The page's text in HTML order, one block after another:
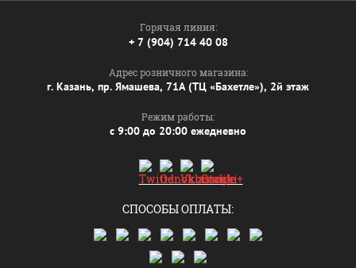
Горячая линия:
+ 7 (904) 714 40 08
Адрес розничного магазина:
г. Казань, пр. Ямашева, 71А (ТЦ «Бахетле»), 2й этаж
Режим работы:
с 9:00 до 20:00 ежедневно
СПОСОБЫ ОПЛАТЫ: